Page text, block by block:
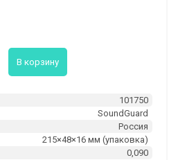
В корзину
101750
SoundGuard
Россия
215×48×16 мм (упаковка)
0,090